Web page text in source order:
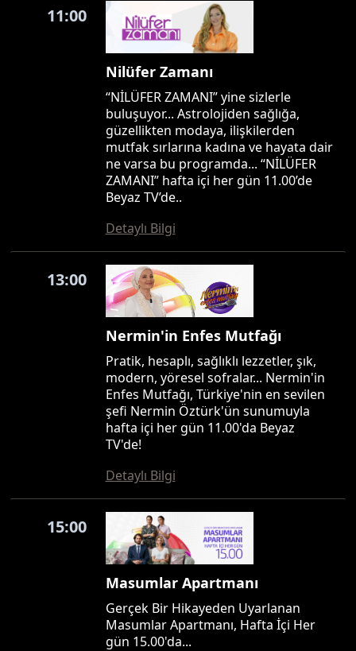
11:00
Nilüfer Zamanı
“NİLÜFER ZAMANI” yine sizlerle
buluşuyor... Astrolojiden sağlığa,
güzellikten modaya, ilişkilerden
mutfak sırlarına kadına ve hayata dair
ne varsa bu programda... “NİLÜFER
ZAMANI” hafta içi her gün 11.00’de
Beyaz TV’de..
Detaylı Bilgi
13:00
Nermin'in Enfes Mutfağı
Pratik, hesaplı, sağlıklı lezzetler, şık,
modern, yöresel sofralar... Nermin'in
Enfes Mutfağı, Türkiye'nin en sevilen
şefi Nermin Öztürk'ün sunumuyla
hafta içi her gün 11.00'da Beyaz
TV'de!
Detaylı Bilgi
15:00
Masumlar Apartmanı
Gerçek Bir Hikayeden Uyarlanan
Masumlar Apartmanı, Hafta İçi Her
gün 15.00'da...